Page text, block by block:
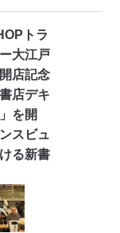
トラ
大江戸
店記念
店デキ
を開
スビュ
る新書